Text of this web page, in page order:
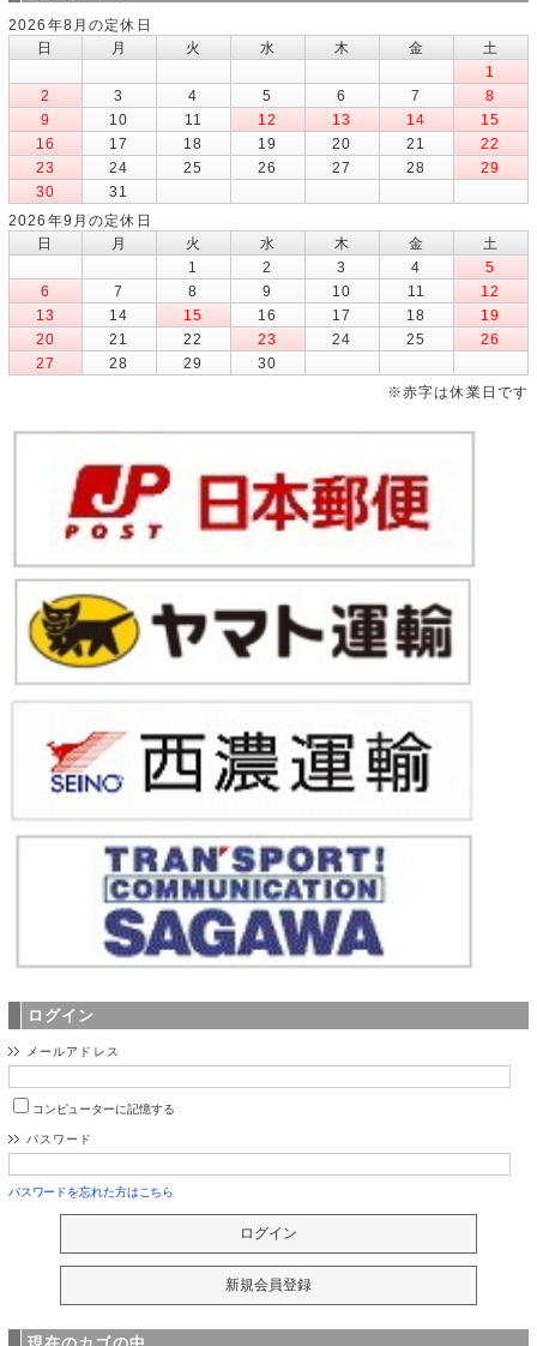
2026年8月の定休日
日
月 火 水 木 金
土
1
2
3 4 5 6 7
8
9
10 11 12 13 14
15
16
17 18 19 20 21
22
23
24 25 26 27 28
29
30
31
2026年9月の定休日
日
月 火 水 木 金
土
1
2 3 4
5
6
7 8 9 10 11
12
13
14 15 16 17 18
19
20
21 22 23 24 25
26
27
28 29
30
※赤字は休業日です
ログイン
メールアドレス
コンピューターに記憶する
パスワード
パスワードを忘れた方はこちら